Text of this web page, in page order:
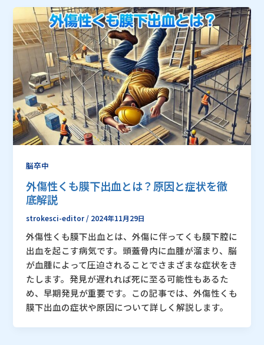
脳卒中
外傷性くも膜下出血とは？原因と症状を徹
底解説
strokesci-editor / 2024年11月29日
外傷性くも膜下出血とは、外傷に伴ってくも膜下腔に
出血を起こす病気です。頭蓋骨内に血腫が溜まり、脳
が血腫によって圧迫されることでさまざまな症状をき
たします。発見が遅れれば死に至る可能性もあるた
め、早期発見が重要です。この記事では、外傷性くも
膜下出血の症状や原因について詳しく解説します。